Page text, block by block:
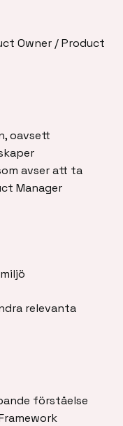
Owner / Product
oavsett
avser att ta
Manager
relevanta
förståelse